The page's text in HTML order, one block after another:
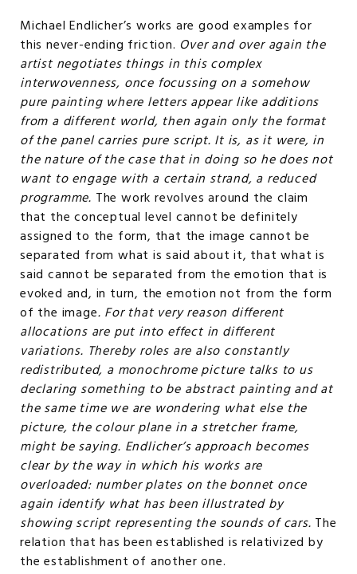
Michael Endlicher’s works are good examples for
this never-ending friction. Over and over again the
artist negotiates things in this complex
interwovenness, once focussing on a somehow
pure painting where letters appear like additions
from a different world, then again only the format
of the panel carries pure script. It is, as it were, in
the nature of the case that in doing so he does not
want to engage with a certain strand, a reduced
programme. The work revolves around the claim
that the conceptual level cannot be definitely
assigned to the form, that the image cannot be
separated from what is said about it, that what is
said cannot be separated from the emotion that is
evoked and, in turn, the emotion not from the form
of the image. For that very reason different
allocations are put into effect in different
variations. Thereby roles are also constantly
redistributed, a monochrome picture talks to us
declaring something to be abstract painting and at
the same time we are wondering what else the
picture, the colour plane in a stretcher frame,
might be saying. Endlicher’s approach becomes
clear by the way in which his works are
overloaded: number plates on the bonnet once
again identify what has been illustrated by
showing script representing the sounds of cars. The
relation that has been established is relativized by
the establishment of another one.